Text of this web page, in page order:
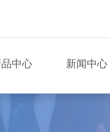
中心 新闻中心